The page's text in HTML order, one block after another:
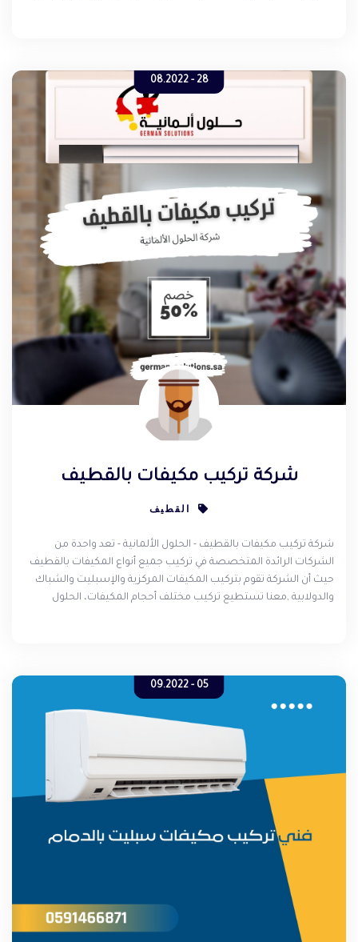
المكيف .
28 - 08.2022
شركة تركيب مكيفات بالقطيف
القطيف
شركة تركيب مكيفات بالقطيف - الحلول الألمانية - تعد واحدة من
الشركات الرائدة المتخصصة في تركيب جميع أنواع المكيفات بالقطيف
حيث أن الشركة تقوم بتركيب المكيفات المركزية والإسبليت والشباك
والدولابية ,معنا تستطيع تركيب مختلف أحجام المكيفات، الحلول
05 - 09.2022